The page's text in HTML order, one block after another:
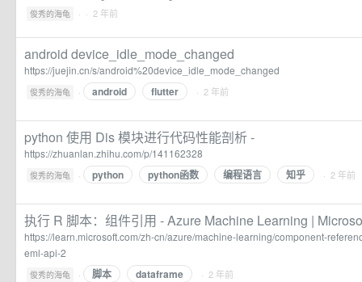
俊秀的海龟 · · 2 年前
android device_idle_mode_changed
https://juejin.cn/s/android%20device_idle_mode_changed
俊秀的海龟 · android flutter · 2 年前
python 使用 Dis 模块进行代码性能剖析 -
https://zhuanlan.zhihu.com/p/141162328
俊秀的海龟 · python python函数 编程语言 知乎 · 2 年前
执行 R 脚本：组件引用 - Azure Machine Learning |
https://learn.microsoft.com/zh-cn/azure/machine-learning/component-
eml-api-2
俊秀的海龟 · 脚本 dataframe · 2 年前